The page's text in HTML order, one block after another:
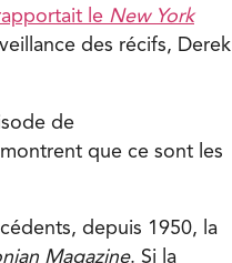
le New York
des récifs, Derek
de
que ce sont les
depuis 1950, la
Magazine. Si la